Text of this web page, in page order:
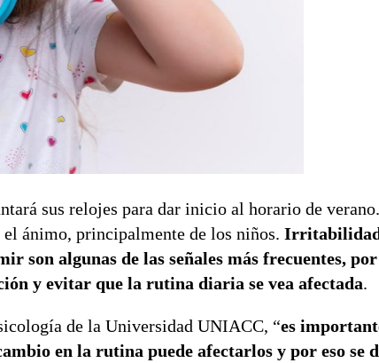
sus relojes para dar inicio al horario de
ánimo, principalmente de los niños.
son algunas de las señales más frecuentes,
y evitar que la rutina diaria se vea afectada.
de la Universidad UNIACC, “es
en la rutina puede afectarlos y por eso se